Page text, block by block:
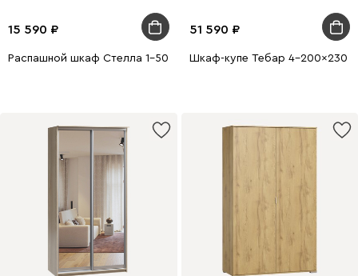
15 590
Распашной шкаф Стелла 1-50x220 Белый
51 590
Шкаф-купе Тебар 4-200x230